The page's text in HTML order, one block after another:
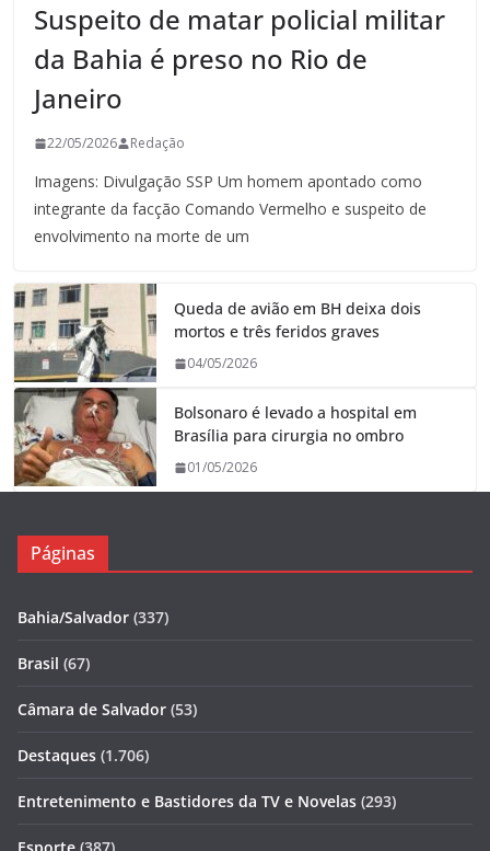
Suspeito de matar policial militar
da Bahia é preso no Rio de
Janeiro
22/05/2026 Redação
Imagens: Divulgação SSP Um homem apontado como
integrante da facção Comando Vermelho e suspeito de
envolvimento na morte de um
Queda de avião em BH deixa dois
mortos e três feridos graves
04/05/2026
Bolsonaro é levado a hospital em
Brasília para cirurgia no ombro
01/05/2026
Páginas
Bahia/Salvador (337)
Brasil (67)
Câmara de Salvador (53)
Destaques (1.706)
Entretenimento e Bastidores da TV e Novelas (293)